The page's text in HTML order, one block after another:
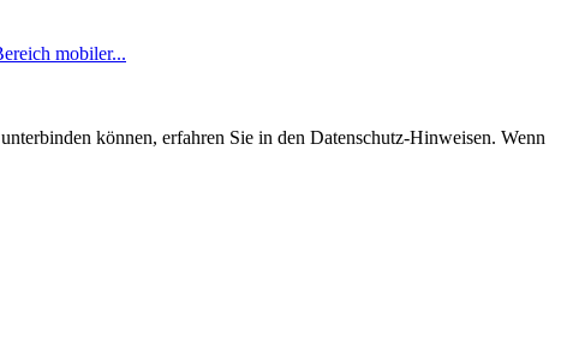
mobiler...
können, erfahren Sie in den Datenschutz-Hinweisen. Wenn